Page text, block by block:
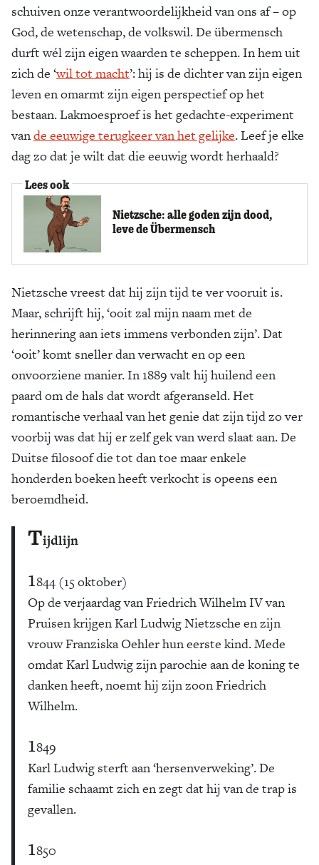
schuiven onze verantwoordelijkheid van ons af – op
God, de wetenschap, de volkswil. De übermensch
durft wél zijn eigen waarden te scheppen. In hem uit
zich de ‘wil tot macht’: hij is de dichter van zijn eigen
leven en omarmt zijn eigen perspectief op het
bestaan. Lakmoesproef is het gedachte-­experiment
vande eeuwige terugkeer van het gelijke. Leef je elke
dag zo dat je wilt dat die eeuwig wordt herhaald?
Lees ook
Nietzsche: alle goden zijn dood,
leve de Übermensch
Nietzsche vreest dat hij zijn tijd te ver vooruit is.
Maar, schrijft hij, ‘ooit zal mijn naam met de
herinnering aan iets immens verbonden zijn’. Dat
‘ooit’ komt sneller dan verwacht en op een
onvoorziene manier. In 1889 valt hij huilend een
paard om de hals dat wordt afgeranseld. Het
romantische verhaal van het genie dat zijn tijd zo ver
voorbij was dat hij er zelf gek van werd slaat aan. De
Duitse filosoof die tot dan toe maar enkele
honderden boeken heeft verkocht is opeens een
beroemdheid.
Tijdlijn
1844 (15 oktober)
Op de verjaardag van Friedrich Wilhelm IV van
Pruisen krijgen Karl Ludwig Nietzsche en zijn
vrouw Franziska Oehler hun eerste kind. Mede
omdat Karl Ludwig zijn parochie aan de koning te
danken heeft, noemt hij zijn zoon Friedrich
Wilhelm.
1849
Karl Ludwig sterft aan ‘hersenverweking’. De
familie schaamt zich en zegt dat hij van de trap is
gevallen.
1850